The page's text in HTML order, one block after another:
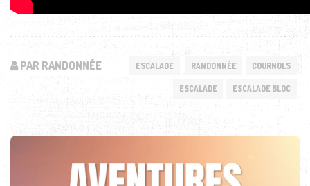
PAR RANDONNÉE ESCALADE RANDONNÉE COURNOLS
ESCALADE ESCALADE BLOC